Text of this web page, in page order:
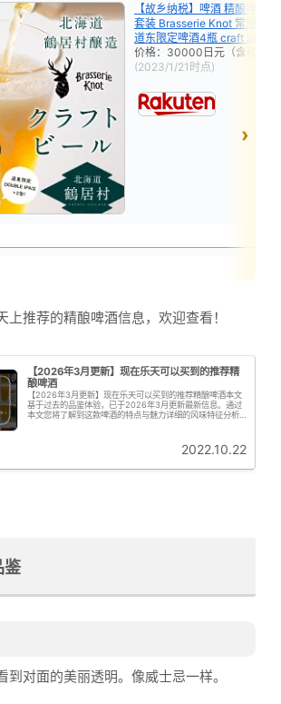
【故乡纳税】啤酒 精酿啤酒
套装 Brasserie Knot 常规啤
道东限定啤酒4瓶 craft beer
价格：30000日元（含税，免
(2023/1/21时点)
上推荐的精酿啤酒信息，欢迎查看！
【2026年3月更新】现在乐天可以买到的推荐精
酿啤酒
【2026年3月更新】现在乐天可以买到的推荐精酿啤酒本文
基于过去的品鉴体验，已于2026年3月更新最新信息。通过
本文您将了解到这款啤酒的特点与魅力详细的风味特征分析
2022.10.22
鉴
到对面的美丽透明。像威士忌一样。